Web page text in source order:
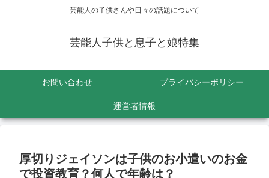
芸能人の子供さんや日々の話題について
芸能人子供と息子と娘特集
お問い合わせ プライバシーポリシー
運営者情報
厚切りジェイソンは子供のお小遣いのお金
で投資教育？何人で年齢は？